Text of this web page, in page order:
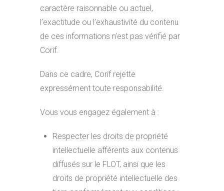
caractère raisonnable ou actuel,
l’exactitude ou l’exhaustivité du contenu
de ces informations n’est pas vérifié par
Corif.
Dans ce cadre, Corif rejette
expressément toute responsabilité.
Vous vous engagez également à :
Respecter les droits de propriété
intellectuelle afférents aux contenus
diffusés sur le FLOT, ainsi que les
droits de propriété intellectuelle des